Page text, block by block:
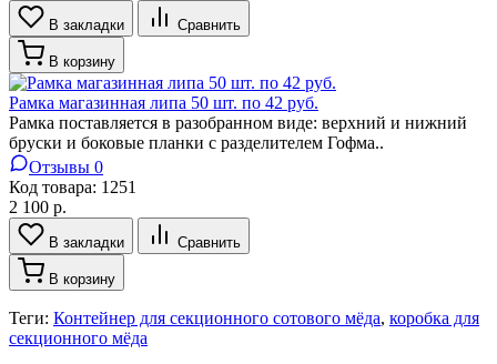
В закладки Сравнить
В корзину
Рамка магазинная липа 50 шт. по 42 руб.
Рамка поставляется в разобранном виде: верхний и нижний
бруски и боковые планки с разделителем Гофма..
Отзывы 0
Код товара: 1251
2 100 р.
В закладки Сравнить
В корзину
Теги: Контейнер для секционного сотового мёда, коробка для
секционного мёда